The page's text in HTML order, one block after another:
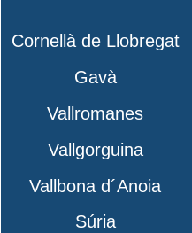
Cornellà de Llobregat
Gavà
Vallromanes
Vallgorguina
Vallbona d´Anoia
Súria